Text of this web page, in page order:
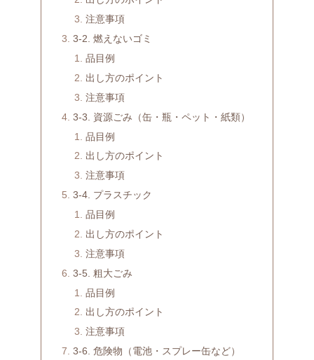
注意事項
3-2. 燃えないゴミ
品目例
出し方のポイント
注意事項
3-3. 資源ごみ（缶・瓶・ペット・紙類）
品目例
出し方のポイント
注意事項
3-4. プラスチック
品目例
出し方のポイント
注意事項
3-5. 粗大ごみ
品目例
出し方のポイント
注意事項
3-6. 危険物（電池・スプレー缶など）